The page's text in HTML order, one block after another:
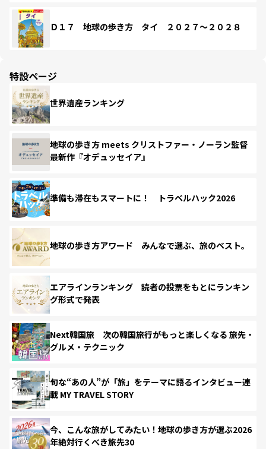
Ｄ１７ 地球の歩き方 タイ ２０２７～２０２８
特設ページ
世界遺産ランキング
地球の歩き方 meets クリストファー・ノーラン監督
最新作『オデュッセイア』
準備も滞在もスマートに！ トラベルハック2026
地球の歩き方アワード みんなで選ぶ、旅のベスト。
エアラインランキング 読者の投票をもとにランキン
グ形式で発表
Next韓国旅 次の韓国旅行がもっと楽しくなる 旅先・
グルメ・テクニック
旬な“あの人”が「旅」をテーマに語るインタビュー連
載 MY TRAVEL STORY
今、こんな旅がしてみたい！地球の歩き方が選ぶ2026
年絶対行くべき旅先30